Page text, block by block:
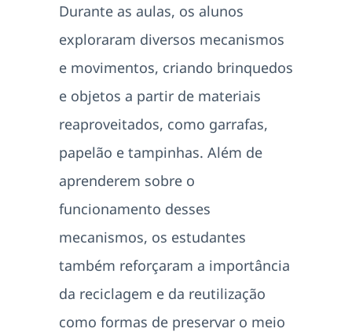
Durante as aulas, os alunos
exploraram diversos mecanismos
e movimentos, criando brinquedos
e objetos a partir de materiais
reaproveitados, como garrafas,
papelão e tampinhas. Além de
aprenderem sobre o
funcionamento desses
mecanismos, os estudantes
também reforçaram a importância
da reciclagem e da reutilização
como formas de preservar o meio